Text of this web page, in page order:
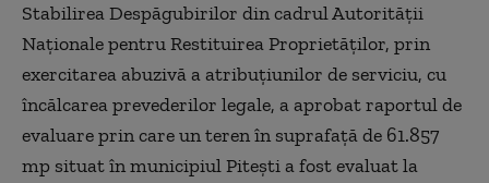
Stabilirea Despăgubirilor din cadrul Autorității
Naționale pentru Restituirea Proprietăților, prin
exercitarea abuzivă a atribuțiunilor de serviciu, cu
încălcarea prevederilor legale, a aprobat raportul de
evaluare prin care un teren în suprafață de 61.857
mp situat în municipiul Pitești a fost evaluat la